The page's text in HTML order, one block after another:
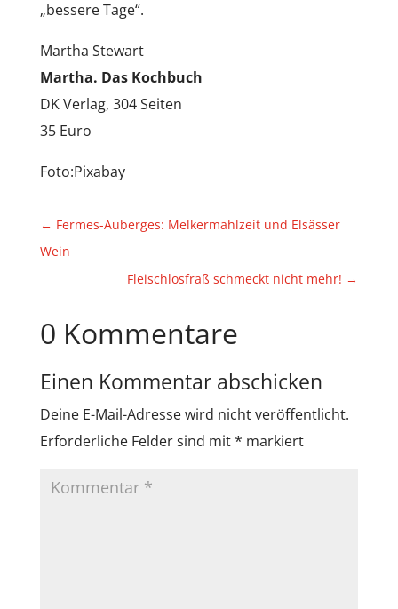
„bessere Tage“.
Martha Stewart
Martha. Das Kochbuch
DK Verlag, 304 Seiten
35 Euro
Foto:Pixabay
← Fermes-Auberges: Melkermahlzeit und Elsässer
Wein
Fleischlosfraß schmeckt nicht mehr! →
0 Kommentare
Einen Kommentar abschicken
Deine E-Mail-Adresse wird nicht veröffentlicht.
Erforderliche Felder sind mit* markiert